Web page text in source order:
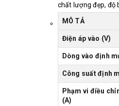
chất lượng đẹp, độ
MÔ TẢ
Điện áp vào (V)
Dòng vào định
Công suất định
Phạm vi điều
(A)